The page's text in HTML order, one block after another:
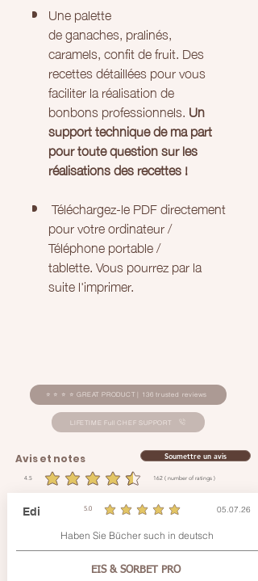
Une palette
de ganaches, pralinés,
caramels, confit de fruit. Des
recettes détaillées pour vous
faciliter la réalisation de
bonbons professionnels. Un
support technique de ma part
pour toute question sur les
réalisations des recettes !
Téléchargez-le PDF directement
pour votre ordinateur /
Téléphone portable /
tablette. Vous pourrez par la
suite l'imprimer.
⭐ ⭐ ⭐ ⭐ GREAT PRODUCT | 136 trusted reviews
LIFETIME Full CHEF SUPPORT
Avis et notes Soumettre un avis
4.5 162 ( number of ratings )
la note moyenne est 4.5 sur 5, d'après 162 votes, (
Edi 5.0
la note moyenne est 5 sur 5 05.07.26
Haben Sie Bücher such in deutsch
EIS & SORBET PRO